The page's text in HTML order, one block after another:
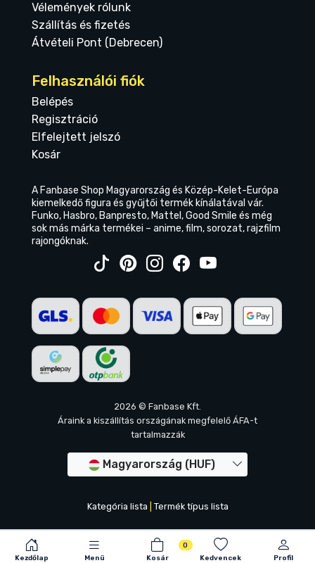
Kezdőlap Menü Kosár
0
Kedvencek
Profil
Vélemények rólunk
Szállítás és fizetés
Átvételi Pont (Debrecen)
Felhasználói fiók
Belépés
Regisztráció
Elfelejtett jelszó
Kosár
A Fanbase Shop Magyarország és Közép-Kelet-Európa
kiemelkedő figura és gyűjtői termék kínálatával vár.
Funko, Hasbro, Banpresto, Mattel, Good Smile és még
sok más márka termékei – anime, film, sorozat, rajzfilm
rajongóknak.
2026 © Fanbase Kft.
Áraink a kiszállítás országának megfelelő ÁFA-t
tartalmazzák
Magyarország (HUF)
Kategória lista Termék típus lista